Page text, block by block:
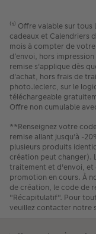
plus beaux
calendriers à
votre propre
avec vos photos et
Plus de 25
Riche de sa diversité
gamme de
différents aux
usages. Vous avez
calendriers photo.
bureau ou agenda
votre choix !
A2, A3, A4, A5,
page ou non mais
calendrier mural
votre mur d'un
envies.
⁽¹⁾ Offre valable sur
cadeaux et Calendriers
mois à compter de
d’envoi, hors
remise s'applique dès
d'achat, hors frais de
photo.leclerc, sur le
téléchargeable
Offre non cumulable
**Renseignez votre
remise allant jusqu'à -
plusieurs produits
création peut changer).
traitement et d'envoi, et
promotion en cours. À
de création, le code de
"Récapitulatif". Pour
veuillez contacter notre